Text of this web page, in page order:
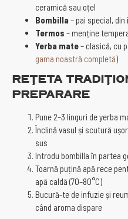
ceramică sau oțel
Bombilla – pai special,
Termos – menține
Yerba mate– clasică, cu
gama noastră completă)
Rețeta
preparare
Pune 2–3 linguri de yerba
Înclină vasul și scutură
sus
Introdu bombilla în partea
Toarnă puțină apă rece
apă caldă (70–80°C)
Bucură-te de infuzie și
când aroma dispare